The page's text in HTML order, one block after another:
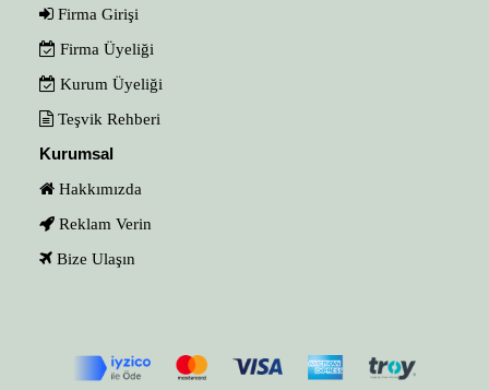
Firma Girişi
Firma Üyeliği
Kurum Üyeliği
Teşvik Rehberi
Kurumsal
Hakkımızda
Reklam Verin
Bize Ulaşın